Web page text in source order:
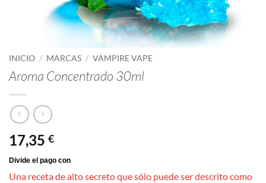
INICIO / MARCAS / VAMPIRE VAPE
Aroma Concentrado 30ml
17,35 €
Una receta de alto secreto que sólo puede ser descrito como